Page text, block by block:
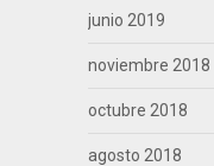
junio 2019
noviembre 2018
octubre 2018
agosto 2018